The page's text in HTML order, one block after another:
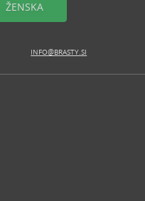
ŽENSKA
INFO@BRASTY.SI